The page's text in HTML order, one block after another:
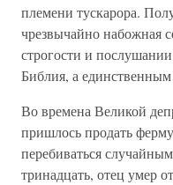
племени тускарора.
чрезвычайно набожная
строгости и
Библия, а
Во времена Великой
пришлось продать
перебиваться
тринадцать, отец умер